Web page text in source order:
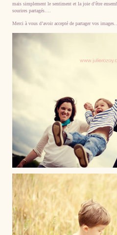
mais simplement le sentiment et la joie d’être
sourires partagés….
Merci à vous d’avoir accepté de partager vos images…